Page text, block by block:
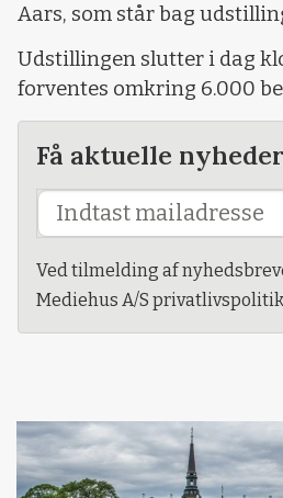
Aars, som står bag
Udstillingen slutter i dag
forventes omkring 6.000
Få aktuelle
Ved tilmelding af
Mediehus A/S